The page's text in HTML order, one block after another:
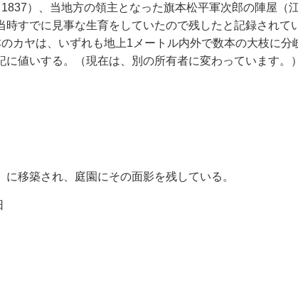
）、当地方の領主となった旗本松平軍次郎の陣屋（
すでに見事な生育をしていたので残したと記録されて
カヤは、いずれも地上1メートル内外で数本の大枝に分
値いする。（現在は、別の所有者に変わっています。
移築され、庭園にその面影を残している。